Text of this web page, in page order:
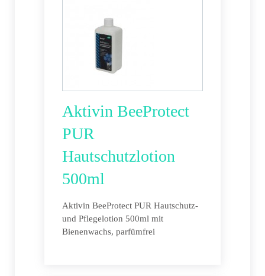
Aktivin BeeProtect
PUR
Hautschutzlotion
500ml
Aktivin BeeProtect PUR Hautschutz-
und Pflegelotion 500ml mit
Bienenwachs, parfümfrei